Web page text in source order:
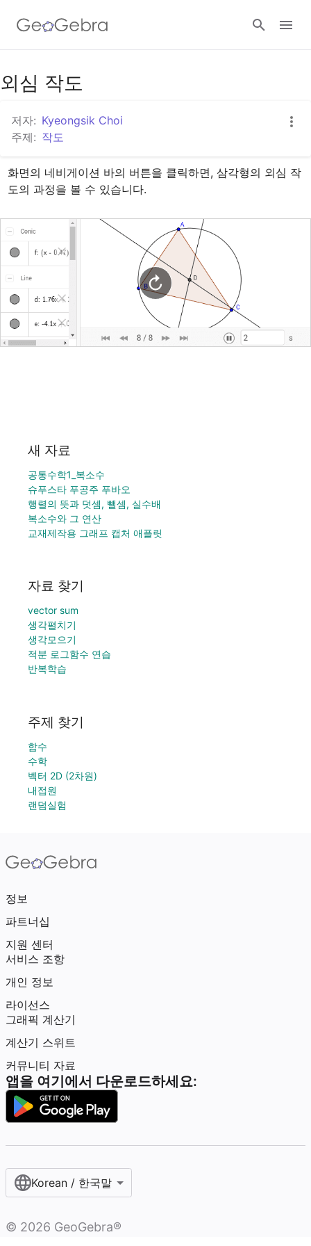
구글 클래스룸
지오지브라 클래스룸
로그인
외심 작도
저자: Kyeongsik Choi
주제: 작도
화면의 네비게이션 바의 버튼을 클릭하면, 삼각형의 외심 작
도의 과정을 볼 수 있습니다.
새 자료
공통수학1_복소수
슈푸스타 푸공주 푸바오
행렬의 뜻과 덧셈, 뺄셈, 실수배
복소수와 그 연산
교재제작용 그래프 캡처 애플릿
자료 찾기
vector sum
생각펼치기
생각모으기
적분 로그함수 연습
반복학습
주제 찾기
함수
수학
벡터 2D (2차원)
내접원
랜덤실험
정보
파트너십
지원 센터
서비스 조항
개인 정보
라이선스
그래픽 계산기
계산기 스위트
커뮤니티 자료
앱을 여기에서 다운로드하세요:
Korean / 한국말‎
© 2026 GeoGebra®